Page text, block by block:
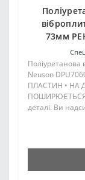
73мм
Поліуретанова
Neuson
ПЛАСТИН • НА
ПОШИРЮЄТЬСЯ.
деталі. Ви